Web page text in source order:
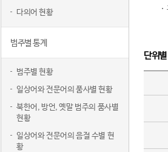
다의어 현황
범주별 통계
범주별 현황
일상어와 전문어의 품사별 현황
북한어, 방언, 옛말 범주의 품사별
현황
일상어와 전문어의 음절 수별 현
황
단위